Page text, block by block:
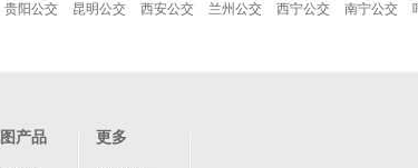
贵阳公交 昆明公交 西安公交 兰州公交 西宁公交 南宁公交
产品 更多